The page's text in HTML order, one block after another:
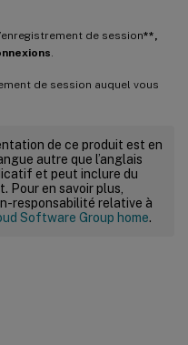
de session**,
de session auquel vous
de ce produit est en
autre que l’anglais
et peut inclure du
Pour en savoir plus,
responsabilité relative à
Software Group home.